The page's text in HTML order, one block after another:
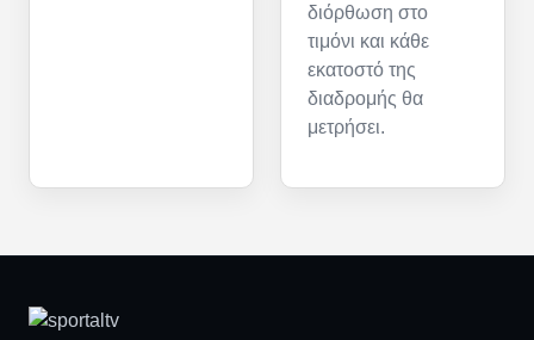
διόρθωση στο
τιμόνι και κάθε
εκατοστό της
διαδρομής θα
μετρήσει.